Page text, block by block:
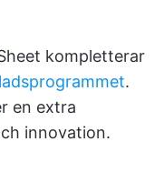
kompletterar
.
en extra
innovation.